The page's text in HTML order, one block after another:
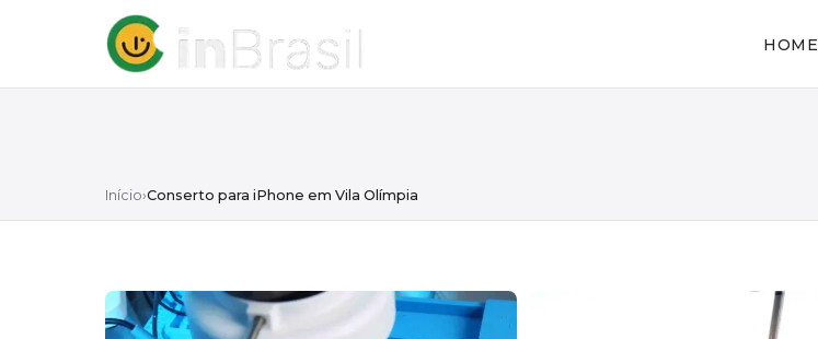
HOME
Início›Conserto para iPhone em Vila Olímpia